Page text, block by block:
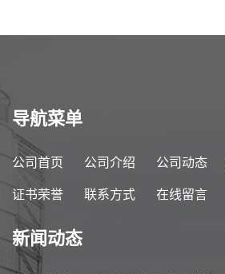
导航菜单
公司首页 公司介绍 公司动态
证书荣誉 联系方式 在线留言
新闻动态